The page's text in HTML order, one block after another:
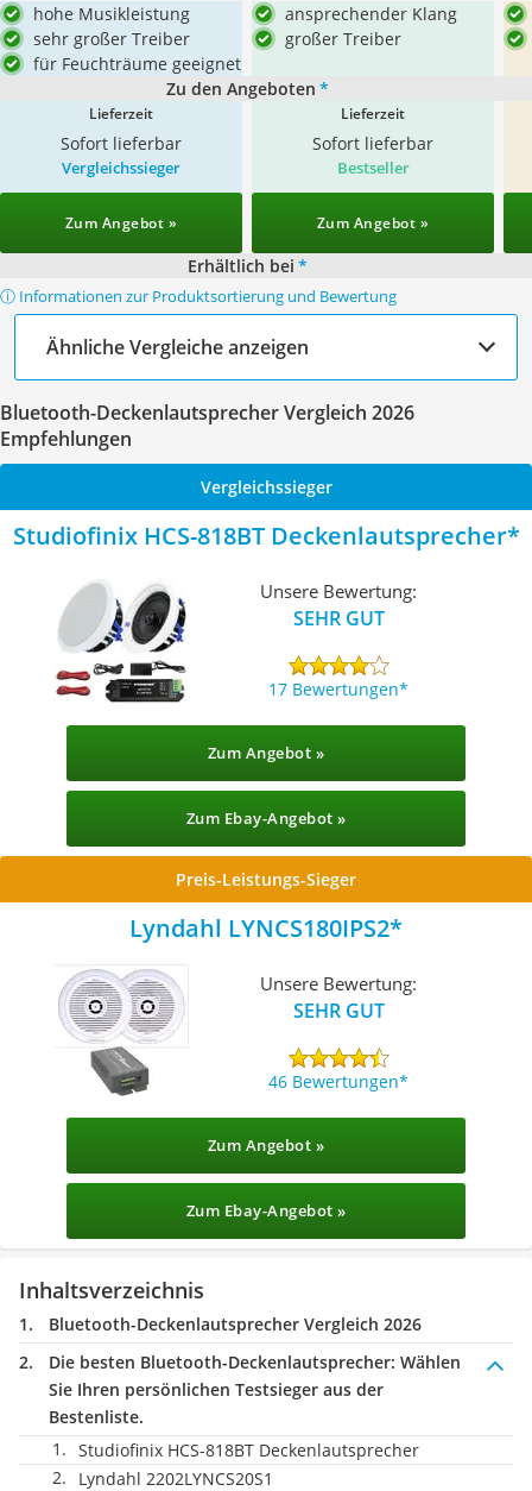
hohe Musikleistung
sehr großer Treiber
für Feuchträume geeignet
ansprechender Klang
großer Treiber
Zu den Angeboten *
Lieferzeit
Sofort lieferbar
Lieferzeit
Sofort lieferbar
Vergleichssieger
Zum Angebot »
Bestseller
Zum Angebot »
Erhältlich bei *
ⓘ Informationen zur Produktsortierung und Bewertung
Ähnliche Vergleiche anzeigen
Bluetooth-Deckenlautsprecher Vergleich 2026
Empfehlungen
Vergleichssieger
Studiofinix HCS-818BT Deckenlautsprecher
Unsere Bewertung:
SEHR GUT
17 Bewertungen
Zum Angebot »
Zum Ebay-Angebot »
Preis-Leistungs-Sieger
Lyndahl LYNCS180IPS2
Unsere Bewertung:
SEHR GUT
46 Bewertungen
Zum Angebot »
Zum Ebay-Angebot »
Inhaltsverzeichnis
Bluetooth-Deckenlautsprecher Vergleich 2026
Die besten Bluetooth-Deckenlautsprecher: Wählen
Sie Ihren persönlichen Testsieger aus der
Bestenliste.
Studiofinix HCS-818BT Deckenlautsprecher
Lyndahl 2202LYNCS20S1